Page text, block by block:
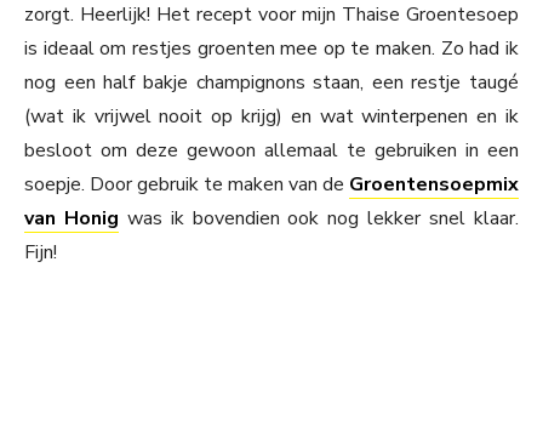
zorgt. Heerlijk! Het recept voor mijn Thaise Groentesoep
is ideaal om restjes groenten mee op te maken. Zo had ik
nog een half bakje champignons staan, een restje taugé
(wat ik vrijwel nooit op krijg) en wat winterpenen en ik
besloot om deze gewoon allemaal te gebruiken in een
soepje. Door gebruik te maken van de Groentensoepmix
van Honig was ik bovendien ook nog lekker snel klaar.
Fijn!